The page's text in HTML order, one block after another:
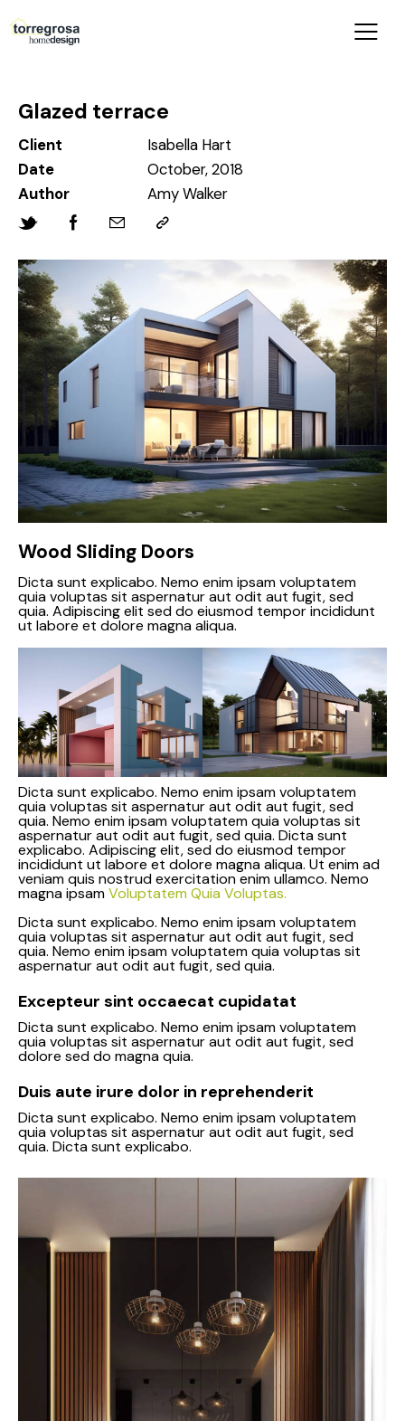
Glazed terrace
Wood Sliding Doors
Dicta sunt explicabo. Nemo enim ipsam voluptatem
quia voluptas sit aspernatur aut odit aut fugit, sed
quia. Adipiscing elit sed do eiusmod tempor incididunt
ut labore et dolore magna aliqua.
Dicta sunt explicabo. Nemo enim ipsam voluptatem
quia voluptas sit aspernatur aut odit aut fugit, sed
quia. Nemo enim ipsam voluptatem quia voluptas sit
aspernatur aut odit aut fugit, sed quia. Dicta sunt
explicabo. Adipiscing elit, sed do eiusmod tempor
incididunt ut labore et dolore magna aliqua. Ut enim ad
veniam quis nostrud exercitation enim ullamco. Nemo
magna ipsamVoluptatem Quia Voluptas.
Dicta sunt explicabo. Nemo enim ipsam voluptatem
quia voluptas sit aspernatur aut odit aut fugit, sed
quia. Nemo enim ipsam voluptatem quia voluptas sit
aspernatur aut odit aut fugit, sed quia.
Excepteur sint occaecat cupidatat
Dicta sunt explicabo. Nemo enim ipsam voluptatem
quia voluptas sit aspernatur aut odit aut fugit, sed
dolore sed do magna quia.
Duis aute irure dolor in reprehenderit
Dicta sunt explicabo. Nemo enim ipsam voluptatem
quia voluptas sit aspernatur aut odit aut fugit, sed
quia. Dicta sunt explicabo.
Client
Isabella Hart
Date
October, 2018
Author
Amy Walker